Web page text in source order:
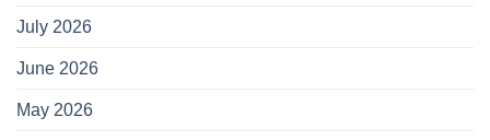
July 2026
June 2026
May 2026